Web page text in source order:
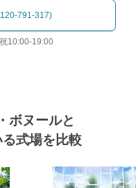
791-317)
10:00-19:00
ボヌールと
式場を比較